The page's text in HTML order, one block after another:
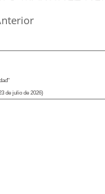
de julio de 2026)